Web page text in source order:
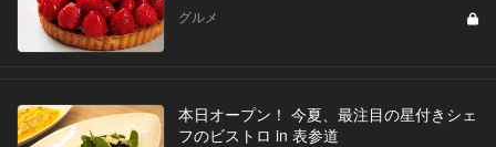
グルメ
本日オープン！ 今夏、最注目の星付きシェ
フのビストロ in 表参道